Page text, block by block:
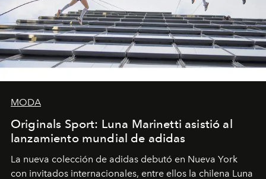
MODA
Originals Sport: Luna Marinetti asistió al
lanzamiento mundial de adidas
La nueva colección de adidas debutó en Nueva York
con invitados internacionales, entre ellos la chilena Luna